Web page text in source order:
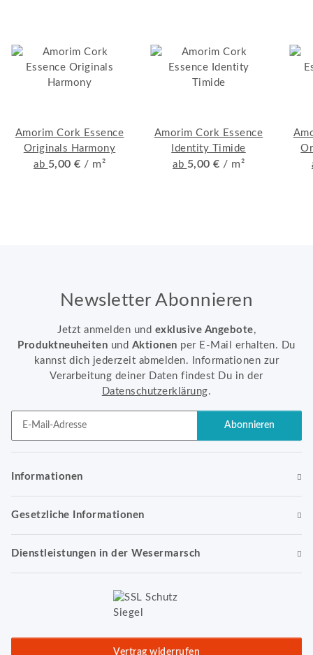
Amorim Cork Essence
Originals Harmony
ab 5,00 € / m²
Amorim Cork Essence
Identity Timide
ab 5,00 € / m²
Newsletter Abonnieren
Jetzt anmelden und exklusive Angebote,
Produktneuheiten und Aktionen per E-Mail erhalten. Du
kannst dich jederzeit abmelden. Informationen zur
Verarbeitung deiner Daten findest Du in der
Datenschutzerklärung.
Abonnieren
Informationen
Gesetzliche Informationen
Dienstleistungen in der Wesermarsch
Vertrag widerrufen